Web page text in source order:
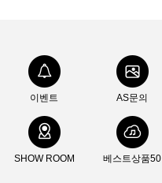
이벤트 AS문의
SHOW ROOM 베스트상품50